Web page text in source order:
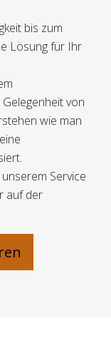
bis zum
Lösung für Ihr
von
wie man
Service
auf der